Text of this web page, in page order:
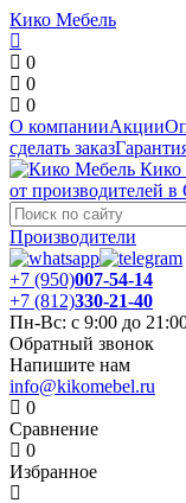
Кико Мебель
0
0
0
О компанииАкции
сделать заказ
Кико
от производителей
Производители
+7 (950)007-54-14
+7 (812)330-21-40
Пн-Вс: с 9:00 до
Обратный звонок
Напишите нам
info@kikomebel.ru
0
Сравнение
0
Избранное